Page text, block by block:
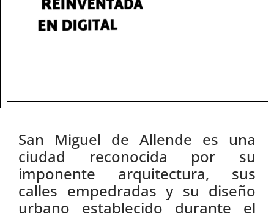
San Miguel de Allende es una
ciudad reconocida por su
imponente arquitectura, sus
calles empedradas y su diseño
urbano establecido durante el